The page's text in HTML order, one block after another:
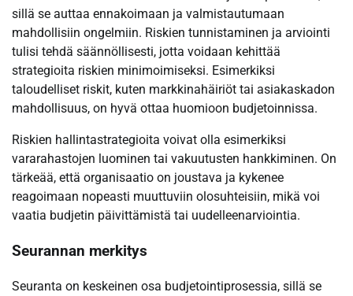
sillä se auttaa ennakoimaan ja valmistautumaan
mahdollisiin ongelmiin. Riskien tunnistaminen ja arviointi
tulisi tehdä säännöllisesti, jotta voidaan kehittää
strategioita riskien minimoimiseksi. Esimerkiksi
taloudelliset riskit, kuten markkinahäiriöt tai asiakaskadon
mahdollisuus, on hyvä ottaa huomioon budjetoinnissa.
Riskien hallintastrategioita voivat olla esimerkiksi
vararahastojen luominen tai vakuutusten hankkiminen. On
tärkeää, että organisaatio on joustava ja kykenee
reagoimaan nopeasti muuttuviin olosuhteisiin, mikä voi
vaatia budjetin päivittämistä tai uudelleenarviointia.
Seurannan merkitys
Seuranta on keskeinen osa budjetointiprosessia, sillä se